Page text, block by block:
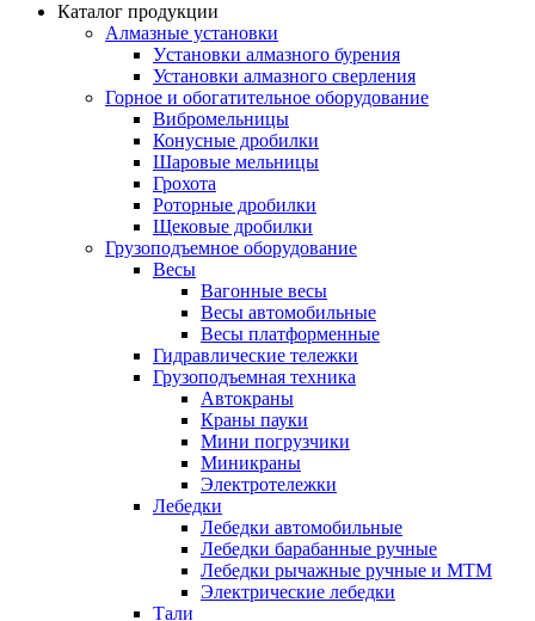
Каталог продукции
Алмазные установки
Уcтановки алмазного бурения
Установки алмазного сверления
Горное и обогатительное оборудование
Вибромельницы
Конусные дробилки
Шаровые мельницы
Грохота
Роторные дробилки
Щековые дробилки
Грузоподъемное оборудование
Весы
Вагонные весы
Весы автомобильные
Весы платформенные
Гидравлические тележки
Грузоподъемная техника
Автокраны
Краны пауки
Мини погрузчики
Миникраны
Электротележки
Лебедки
Лебедки автомобильные
Лебедки барабанные ручные
Лебедки рычажные ручные и МТМ
Электрические лебедки
Тали